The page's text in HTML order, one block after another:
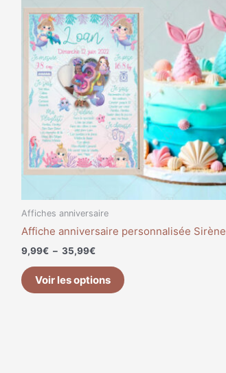
Affiches anniversaire
Affiche anniversaire personnalisée Sirène
9,99€ – 35,99€
de
prix :
9,99€
à
35,99€
Voir les options
produit
a
plusieurs
variations.
Les
options
peuvent
être
choisies
sur
la
produit